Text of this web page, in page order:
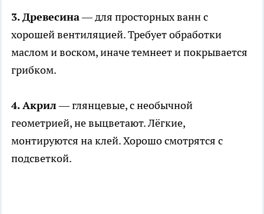
3. Древесина— для просторных ванн с
хорошей вентиляцией. Требует обработки
маслом и воском, иначе темнеет и покрывается
грибком.
4. Акрил— глянцевые, с необычной
геометрией, не выцветают. Лёгкие,
монтируются на клей. Хорошо смотрятся с
подсветкой.